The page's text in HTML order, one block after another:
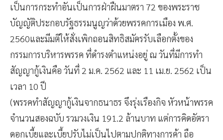
เป็นการกระทำอันเป็นการฝ่าฝืนมาตรา 72 ของพระราช
บัญญัติประกอบรัฐธรรมนูญว่าด้วยพรรคการเมือง พ.ศ.
2560และมีมติให้สั่งเพิกถอนสิทธิสมัครรับเลือกตั้งของ
กรรมการบริหารพรรค ที่ดำรงตำแหน่งอยู่ ณ วันที่มีการทำ
สัญญากู้เงินคือ วันที่ 2 ม.ค. 2562 และ 11 เม.ย. 2562 เป็น
เวลา 10 ปี
(พรรคทำสัญญากู้เงินจากธนาธร จึงรุ่งเรืองกิจ หัวหน้าพรรค
จำนวนสองฉบับ รวมวงเงิน 191.2 ล้านบาท แต่การคิดอัตรา
ดอกเบี้ยและเบี้ยปรับไม่เป็นไปตามปกติทางการค้า ถือ